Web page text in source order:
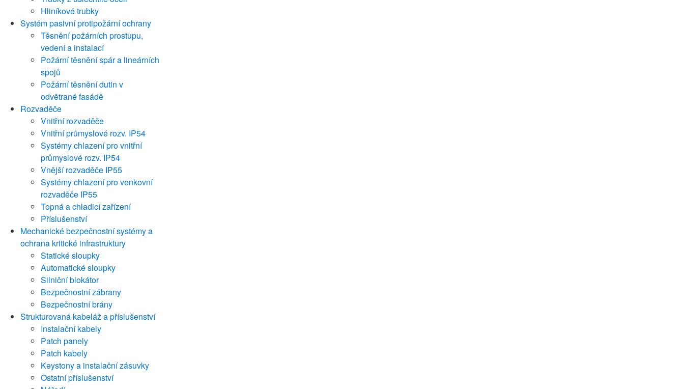
Hliníkové trubky
Systém pasivní protipožární ochrany
Těsnění požárních prostupu,
vedení a instalací
Požární těsnění spár a lineárních
spojů
Požární těsnění dutin v
odvětrané fasádě
Rozvaděče
Vnitřní rozvaděče
Vnitřní průmyslové rozv. IP54
Systémy chlazení pro vnitřní
průmyslové rozv. IP54
Vnější rozvaděče IP55
Systémy chlazení pro venkovní
rozvaděče IP55
Topná a chladicí zařízení
Příslušenství
Mechanické bezpečnostní systémy a
ochrana kritické infrastruktury
Statické sloupky
Automatické sloupky
Silniční blokátor
Bezpečnostní zábrany
Bezpečnostní brány
Strukturovaná kabeláž a příslušenství
Instalační kabely
Patch panely
Patch kabely
Keystony a instalační zásuvky
Ostatní příslušenství